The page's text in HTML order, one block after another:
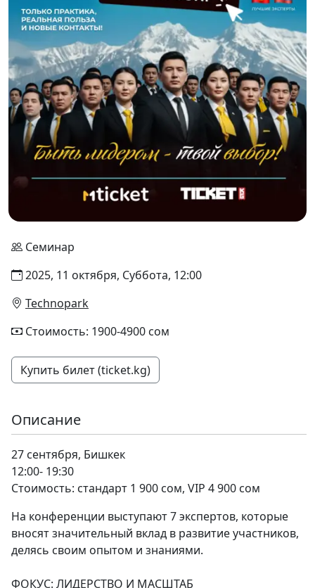
Семинар
2025, 11 октября, Суббота, 12:00
Technopark
Стоимость: 1900-4900 сом
Купить билет (ticket.kg)
Описание
27 сентября, Бишкек
12:00- 19:30
Стоимость: стандарт 1 900 сом, VIP 4 900 сом
На конференции выступают 7 экспертов, которые
вносят значительный вклад в развитие участников,
делясь своим опытом и знаниями.
ФОКУС: ЛИДЕРСТВО И МАСШТАБ